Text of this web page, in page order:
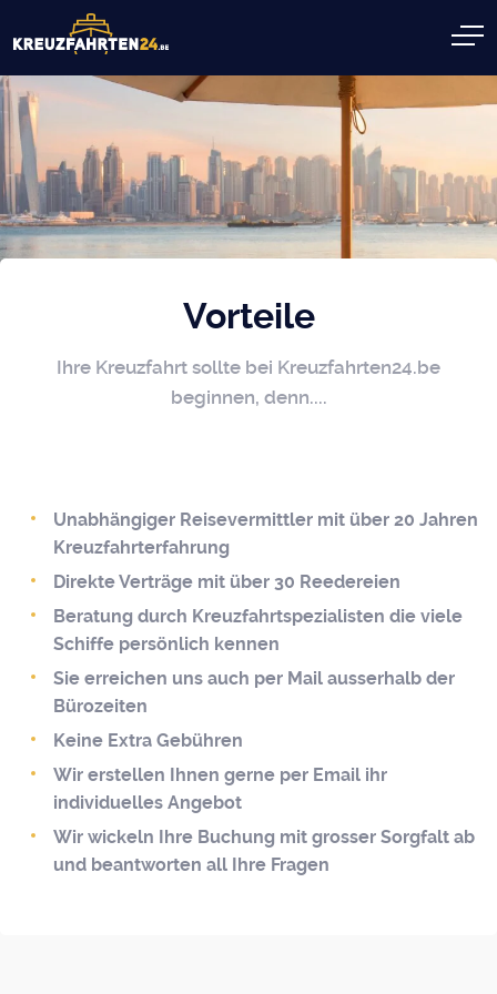
Vorteile
Ihre Kreuzfahrt sollte bei Kreuzfahrten24.be
beginnen, denn....
Unabhängiger Reisevermittler mit über 20 Jahren
Kreuzfahrterfahrung
Direkte Verträge mit über 30 Reedereien
Beratung durch Kreuzfahrtspezialisten die viele
Schiffe persönlich kennen
Sie erreichen uns auch per Mail ausserhalb der
Bürozeiten
Keine Extra Gebühren
Wir erstellen Ihnen gerne per Email ihr
individuelles Angebot
Wir wickeln Ihre Buchung mit grosser Sorgfalt ab
und beantworten all Ihre Fragen